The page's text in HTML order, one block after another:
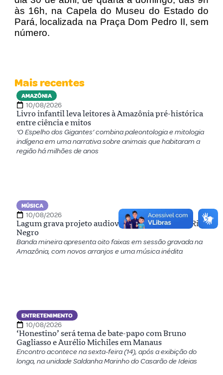
às 16h, na Capela do Museu do Estado do
Pará, localizada na Praça Dom Pedro II, sem
número.
Mais recentes
AMAZÔNIA
10/08/2026
Livro infantil leva leitores à Amazônia pré-histórica
entre ciência e mitos
‘O Espelho dos Gigantes’ combina paleontologia e mitologia
indígena em uma narrativa sobre animais que habitaram a
região há milhões de anos
MÚSICA
10/08/2026
Lagum grava projeto audiovisual às margens do Rio
Negro
Banda mineira apresenta oito faixas em sessão gravada na
Amazônia, com novos arranjos e uma música inédita
ENTRETENIMENTO
10/08/2026
‘Honestino’ será tema de bate-papo com Bruno
Gagliasso e Aurélio Michiles em Manaus
Encontro acontece na sexta-feira (14), após a exibição do
longa, na unidade Saldanha Marinho do Casarão de Ideias